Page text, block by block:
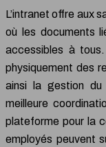
L’intranet offre aux
où les documents
accessibles à
physiquement des
ainsi la gestion du
meilleure
plateforme pour la
employés peuvent